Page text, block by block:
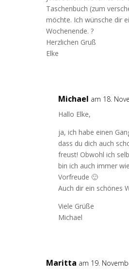
Taschenbuch (zum
möchte. Ich wünsche dir
Wochenende. ?
Herzlichen Gruß
Elke
Michael am 18.
Hallo Elke,
ja, ich habe einen
dass du dich auch
freust! Obwohl ich
bin ich auch immer
Vorfreude 🙂
Auch dir ein schönes
Viele Grüße
Michael
Maritta am 19.